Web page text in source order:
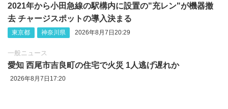
2021年から小田急線の駅構内に設置の"充レン"が機器撤
去 チャージスポットの導入決まる
東京都 神奈川県 2026年8月7日20:29
一般ニュース
愛知 西尾市吉良町の住宅で火災 1人逃げ遅れか
2026年8月7日17:20